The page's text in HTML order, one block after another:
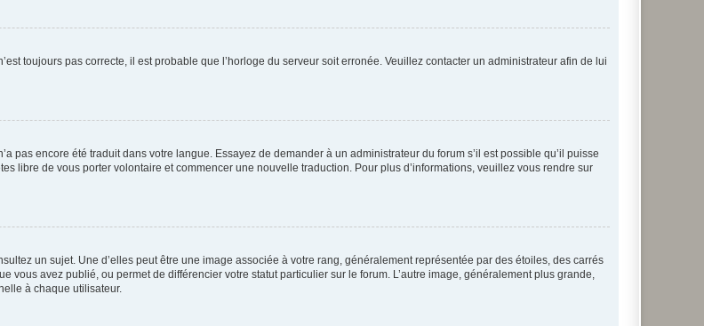
toujours pas correcte, il est probable que l’horloge du serveur soit erronée. Veuillez contacter un administrateur afin de lui
pas encore été traduit dans votre langue. Essayez de demander à un administrateur du forum s’il est possible qu’il puisse
libre de vous porter volontaire et commencer une nouvelle traduction. Pour plus d’informations, veuillez vous rendre sur
un sujet. Une d’elles peut être une image associée à votre rang, généralement représentée par des étoiles, des carrés
vous avez publié, ou permet de différencier votre statut particulier sur le forum. L’autre image, généralement plus grande,
à chaque utilisateur.